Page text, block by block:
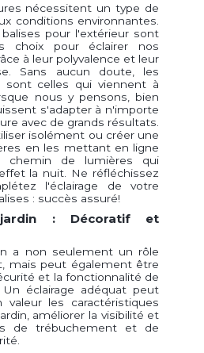
nécessitent un type de
conditions environnantes.
pour l'extérieur sont
choix pour éclairer nos
à leur polyvalence et leur
Sans aucun doute, les
sont celles qui viennent à
nous y pensons, bien
s'adapter à n'importe
avec de grands résultats.
isolément ou créer une
en les mettant en ligne
de lumières qui
la nuit. Ne réfléchissez
l'éclairage de votre
: succès assuré!
: Décoratif et
a non seulement un rôle
mais peut également être
et la fonctionnalité de
Un éclairage adéquat peut
les caractéristiques
améliorer la visibilité et
de trébuchement et de